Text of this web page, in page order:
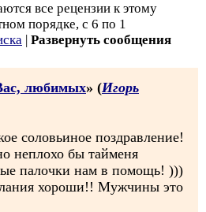
все рецензии к этому
порядке, с 6 по 1
| Развернуть сообщения
любимых» (Игорь
соловьиное поздравление!
неплохо бы тайменя
палочки нам в помощь! )))
хороши!! Мужчины это